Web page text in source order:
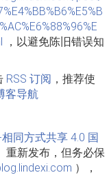
，以避免陈旧错误知
RSS 订阅 ，推荐使
客导航
同方式共享 4.0 国
重新发布，但务必保
），